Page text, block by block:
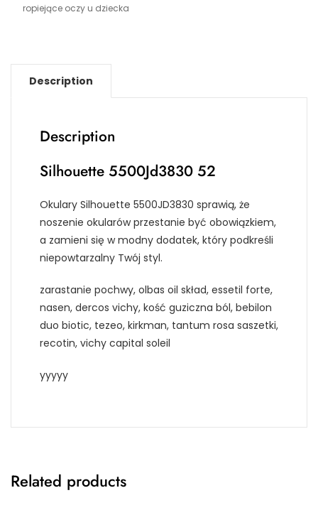
ropiejące oczy u dziecka
Description
Description
Silhouette 5500Jd3830 52
Okulary Silhouette 5500JD3830 sprawią, że
noszenie okularów przestanie być obowiązkiem,
a zamieni się w modny dodatek, który podkreśli
niepowtarzalny Twój styl.
zarastanie pochwy, olbas oil skład, essetil forte,
nasen, dercos vichy, kość guziczna ból, bebilon
duo biotic, tezeo, kirkman, tantum rosa saszetki,
recotin, vichy capital soleil
yyyyy
Related products